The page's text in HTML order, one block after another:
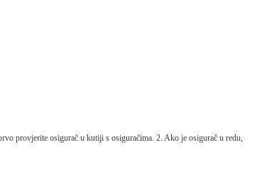
provjerite osigurač u kutiji s osiguračima. 2. Ako je osigurač u redu,